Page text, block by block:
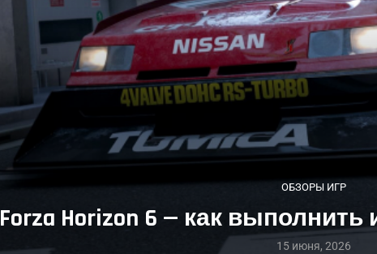
ОБЗОРЫ ИГР
Forza Horizon 6 — как
15 июня, 2026